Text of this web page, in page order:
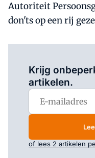
Autoriteit
don'ts op een rij
Krijg
artikelen.
of lees 2 artikelen